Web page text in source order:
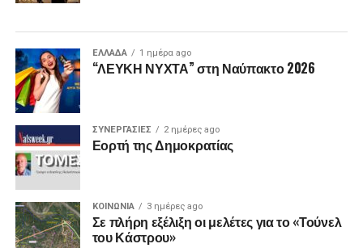
ΕΛΛΑΔΑ 1 ημέρα ago
“ΛΕΥΚΗ ΝΥΧΤΑ” στη Ναύπακτο 2026
ΣΥΝΕΡΓΑΣΙΕΣ 2 ημέρες ago
Εορτή της Δημοκρατίας
ΚΟΙΝΩΝΙΑ 3 ημέρες ago
Σε πλήρη εξέλιξη οι μελέτες για το «Τούνελ
του Κάστρου»